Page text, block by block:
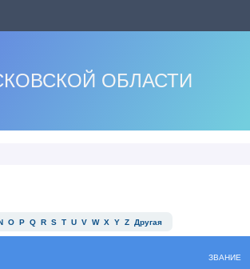
ОБЛАСТИ
O P Q R S T U V W X Y Z Другая
ЗВАНИЕ